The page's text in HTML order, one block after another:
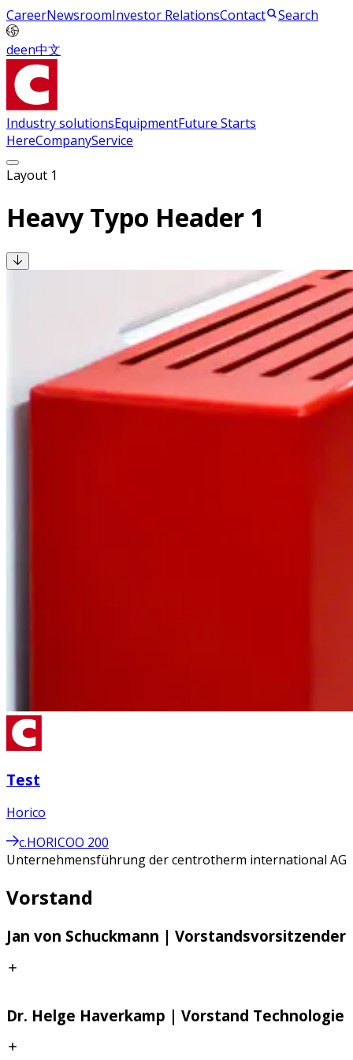
CareerNewsroomInvestor RelationsContact
Search
deen中文
Industry solutionsEquipmentFuture Starts
HereCompanyService
Layout 1
Heavy Typo Header 1
Test
Horico
c.HORICOO 200
Unternehmensführung der centrotherm international AG
Vorstand
Jan von Schuckmann | Vorstandsvorsitzender
Vorstands und seit dem 1. Oktober 2016
Neben seiner Tätigkeit als Vorstandssprecher ist er für
Dr. Helge Haverkamp | Vorstand Technologie